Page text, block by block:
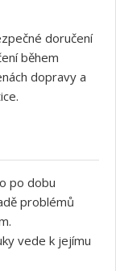
doručení
během
dopravy a
po dobu
problémů
vede k jejímu